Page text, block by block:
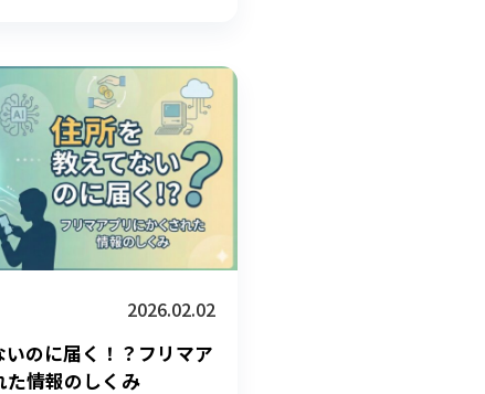
2026.02.02
のに届く！？フリマア
た情報のしくみ